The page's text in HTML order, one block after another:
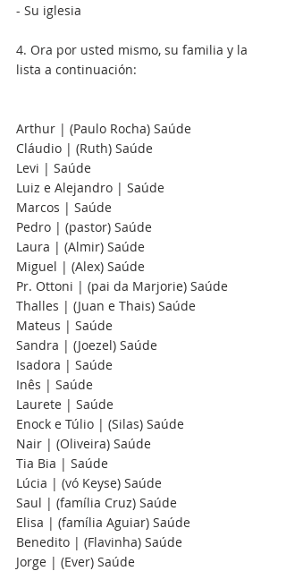
- Su iglesia
4. Ora por usted mismo, su familia y la
lista a continuación:
Arthur | (Paulo Rocha) Saúde
Cláudio | (Ruth) Saúde
Levi | Saúde
Luiz e Alejandro | Saúde
Marcos | Saúde
Pedro | (pastor) Saúde
Laura | (Almir) Saúde
Miguel | (Alex) Saúde
Pr. Ottoni | (pai da Marjorie) Saúde
Thalles | (Juan e Thais) Saúde
Mateus | Saúde
Sandra | (Joezel) Saúde
Isadora | Saúde
Inês | Saúde
Laurete | Saúde
Enock e Túlio | (Silas) Saúde
Nair | (Oliveira) Saúde
Tia Bia | Saúde
Lúcia | (vó Keyse) Saúde
Saul | (família Cruz) Saúde
Elisa | (família Aguiar) Saúde
Benedito | (Flavinha) Saúde
Jorge | (Ever) Saúde